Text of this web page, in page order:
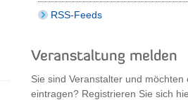
RSS-Feeds
Veranstaltung melden
Sie sind Veranstalter und möchten
eintragen? Registrieren Sie sich